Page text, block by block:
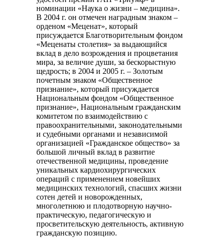
номинации «Наука о жизни – медицина».
В 2004 г. он отмечен наградным знаком –
орденом «Меценат», который
присуждается Благотворительным фондом
«Меценаты столетия» за выдающийся
вклад в дело возрождения и процветания
мира, за величие души, за бескорыстную
щедрость; в 2004 и 2005 г. – Золотым
почетным знаком «Общественное
признание», который присуждается
Национальным фондом «Общественное
признание», Национальным гражданским
комитетом по взаимодействию с
правоохранительными, законодательными
и судебными органами и независимой
организацией «Гражданское общество» за
большой личный вклад в развитие
отечественной медицины, проведение
уникальных кардиохирургических
операций с применением новейших
медицинских технологий, спасших жизни
сотен детей и новорожденных,
многолетнюю и плодотворную научно-
практическую, педагогическую и
просветительскую деятельность, активную
гражданскую позицию.